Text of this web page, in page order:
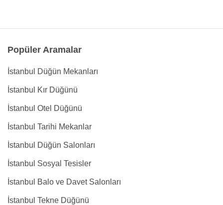
Popüler Aramalar
İstanbul Düğün Mekanları
İstanbul Kır Düğünü
İstanbul Otel Düğünü
İstanbul Tarihi Mekanlar
İstanbul Düğün Salonları
İstanbul Sosyal Tesisler
İstanbul Balo ve Davet Salonları
İstanbul Tekne Düğünü